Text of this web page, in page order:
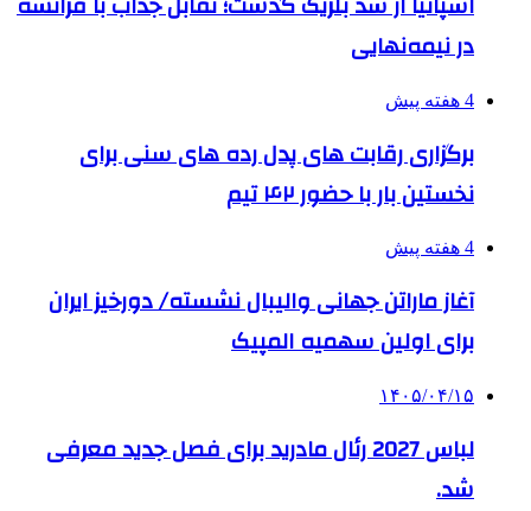
در نیمه‌نهایی
4 هفته پیش
برگزاری رقابت های پدل رده های سنی برای
نخستین بار با حضور ۴۲ تیم
4 هفته پیش
آغاز ماراتن جهانی والیبال نشسته/ دورخیز ایران
برای اولین سهمیه المپیک
۱۴۰۵/۰۴/۱۵
لباس 2027 رئال مادرید برای فصل جدید معرفی
شد.